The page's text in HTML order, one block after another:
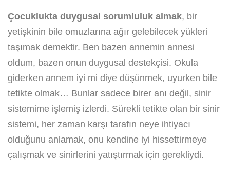
Çocuklukta duygusal sorumluluk almak, bir
yetişkinin bile omuzlarına ağır gelebilecek yükleri
taşımak demektir. Ben bazen annemin annesi
oldum, bazen onun duygusal destekçisi. Okula
giderken annem iyi mi diye düşünmek, uyurken bile
tetikte olmak… Bunlar sadece birer anı değil, sinir
sistemime işlemiş izlerdi. Sürekli tetikte olan bir sinir
sistemi, her zaman karşı tarafın neye ihtiyacı
olduğunu anlamak, onu kendine iyi hissettirmeye
çalışmak ve sinirlerini yatıştırmak için gerekliydi.